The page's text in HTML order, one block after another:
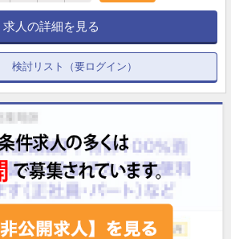
求人の詳細を見る
検討リスト（要ログイン）